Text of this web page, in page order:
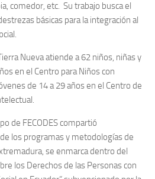
comedor, etc. Su trabajo busca el
básicas para la integración al
Nueva atiende a 62 niños, niñas y
en el Centro para Niños con
de 14 a 29 años en el Centro de
de FECODES compartió
los programas y metodologías de
se enmarca dentro del
los Derechos de las Personas con